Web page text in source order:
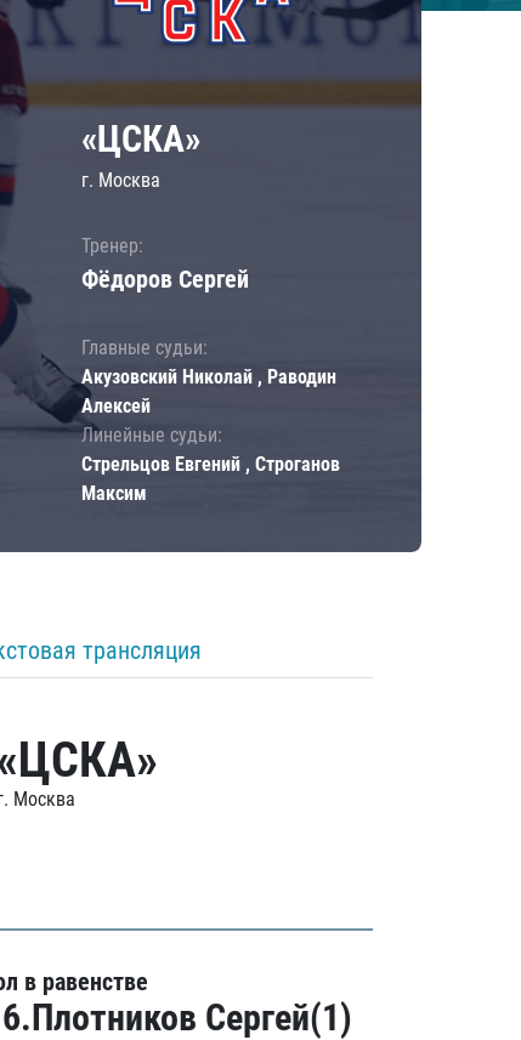
«ЦСКА»
г. Москва
Тренер:
Фёдоров Сергей
Главные судьи:
Акузовский Николай , Раводин
Алексей
Линейные судьи:
Стрельцов Евгений , Строганов
Максим
трансляция
Москва
в равенстве
Сергей(1)